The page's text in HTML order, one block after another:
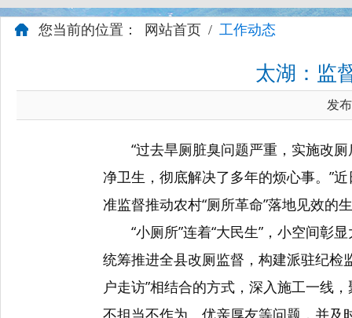
您当前的位置： 网站首页 / 工作动态
太湖：监
发
“过去旱厕脏臭问题严重，实施改
净卫生，彻底解决了多年的烦心事。”
准监督推动农村“厕所革命”落地见效的
“小厕所”连着“大民生”，小空间彰
统筹推进全县改厕监督，构建派驻纪检
户走访”相结合的方式，深入施工一线
不担当不作为、优亲厚友等问题，并及